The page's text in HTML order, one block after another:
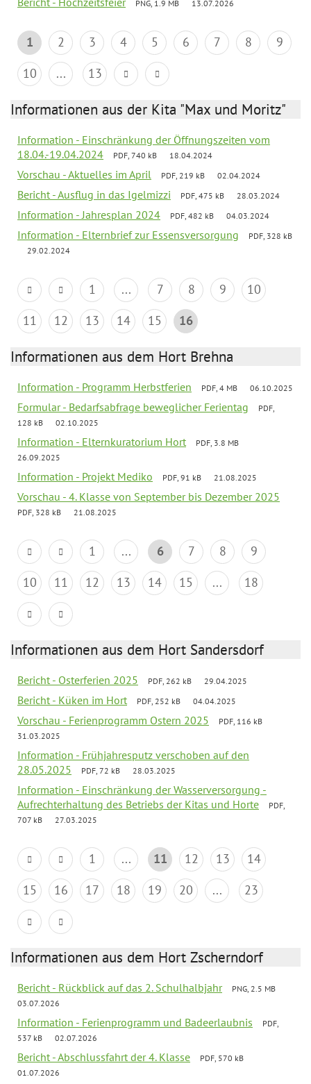
PNG, 1.9 MB 13.07.2026
1 2 3 4 5 6 7 8
9
10
... 13
Informationen aus der Kita "Max und Moritz"
Information - Einschränkung der Öffnungszeiten vom
18.04.-19.04.2024
PDF, 740 kB 18.04.2024
Vorschau - Aktuelles im April PDF, 219 kB 02.04.2024
Bericht - Ausflug in das Igelmizzi PDF, 475 kB 28.03.2024
Information - Jahresplan 2024 PDF, 482 kB 04.03.2024
Information - Elternbrief zur Essensversorgung
PDF, 328 kB
29.02.2024
1 ... 7 8 9
10
11
12 13 14 15 16
Informationen aus dem Hort Brehna
Information - Programm Herbstferien PDF, 4 MB 06.10.2025
Formular - Bedarfsabfrage beweglicher Ferientag
PDF,
128 kB
02.10.2025
Information - Elternkuratorium Hort
PDF, 3.8 MB
26.09.2025
Information - Projekt Mediko PDF, 91 kB 21.08.2025
Vorschau - 4. Klasse von September bis Dezember 2025
PDF, 328 kB 21.08.2025
1 ... 6 7 8
9
10
11 12 13 14 15 ... 18
Informationen aus dem Hort Sandersdorf
Bericht - Osterferien 2025 PDF, 262 kB 29.04.2025
Bericht - Küken im Hort PDF, 252 kB 04.04.2025
Vorschau - Ferienprogramm Ostern 2025
PDF, 116 kB
31.03.2025
Information - Frühjahresputz verschoben auf den
28.05.2025
PDF, 72 kB 28.03.2025
Information - Einschränkung der Wasserversorgung -
Aufrechterhaltung des Betriebs der Kitas und Horte
PDF,
707 kB
27.03.2025
1 ... 11 12 13
14
15
16 17 18 19 20 ... 23
Informationen aus dem Hort Zscherndorf
Bericht - Rückblick auf das 2. Schulhalbjahr
PNG, 2.5 MB
03.07.2026
Information - Ferienprogramm und Badeerlaubnis
PDF,
537 kB
02.07.2026
Bericht - Abschlussfahrt der 4. Klasse
PDF, 570 kB
01.07.2026